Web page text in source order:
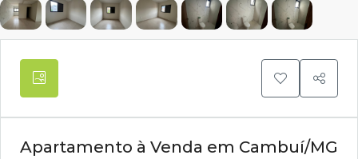
Apartamento à Venda em Cambuí/MG